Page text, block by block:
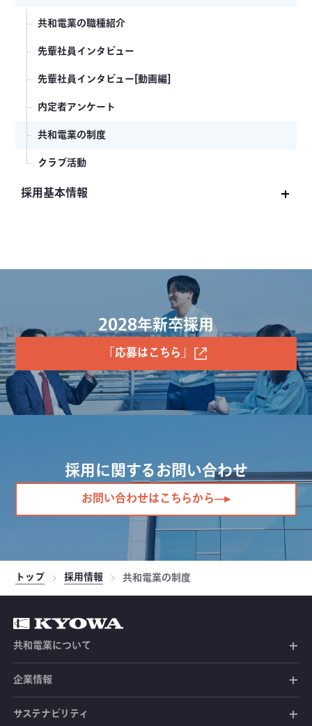
共和電業が求める人物像
共和電業の職種紹介
先輩社員インタビュー
先輩社員インタビュー[動画編]
内定者アンケート
共和電業の制度
クラブ活動
採用基本情報
インターンシップ・オープンカンパニー
中途採用募集要項
グループ会社採用募集要項
2028年新卒採用
「応募はこちら」
採用に関するお問い合わせ
お問い合わせはこちらから
トップ 採用情報 共和電業の制度
共和電業について
共和電業の未来
共和電業の事業
企業情報
社長メッセージ
サステナビリティ